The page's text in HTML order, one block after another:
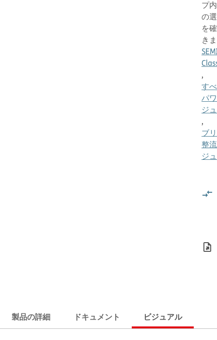
プ
の
を
き
,
す
パ
ジ
,
ブ
整
ジ
製品の詳細 ドキュメント ビジュアル